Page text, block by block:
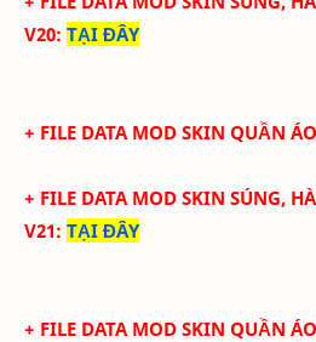
V20: TẠI ĐÂY
+ FILE DATA MOD SKIN QUẦN
+ FILE DATA MOD SKIN SÚNG,
V21: TẠI ĐÂY
+ FILE DATA MOD SKIN QUẦN